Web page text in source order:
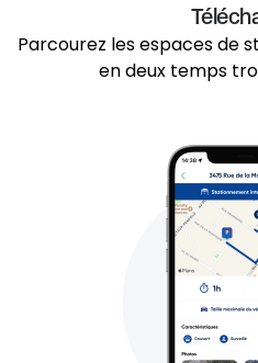
Parcourez les espaces de
en deux temps